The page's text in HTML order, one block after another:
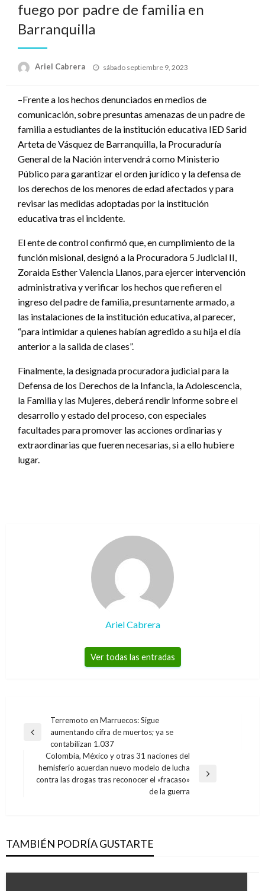
fuego por padre de familia en
Barranquilla
Ariel Cabrera
Publicado
sábado septiembre 9, 2023
–Frente a los hechos denunciados en medios de
comunicación, sobre presuntas amenazas de un padre de
familia a estudiantes de la institución educativa IED Sarid
Arteta de Vásquez de Barranquilla, la Procuraduría
General de la Nación intervendrá como Ministerio
Público para garantizar el orden jurídico y la defensa de
los derechos de los menores de edad afectados y para
revisar las medidas adoptadas por la institución
educativa tras el incidente.
El ente de control confirmó que, en cumplimiento de la
función misional, designó a la Procuradora 5 Judicial II,
Zoraida Esther Valencia Llanos, para ejercer intervención
administrativa y verificar los hechos que refieren el
ingreso del padre de familia, presuntamente armado, a
las instalaciones de la institución educativa, al parecer,
“para intimidar a quienes habían agredido a su hija el día
anterior a la salida de clases”.
Finalmente, la designada procuradora judicial para la
Defensa de los Derechos de la Infancia, la Adolescencia,
la Familia y las Mujeres, deberá rendir informe sobre el
desarrollo y estado del proceso, con especiales
facultades para promover las acciones ordinarias y
extraordinarias que fueren necesarias, si a ello hubiere
lugar.
Ariel Cabrera
Ver todas las entradas
Navegación
de
entradas
Entrada
Terremoto en Marruecos: Sigue
aumentando cifra de muertos; ya se
contabilizan 1.037
Entrada
Colombia, México y otras 31 naciones del
hemisferio acuerdan nuevo modelo de lucha
contra las drogas tras reconocer el «fracaso»
de la guerra
TAMBIÉN PODRÍA GUSTARTE